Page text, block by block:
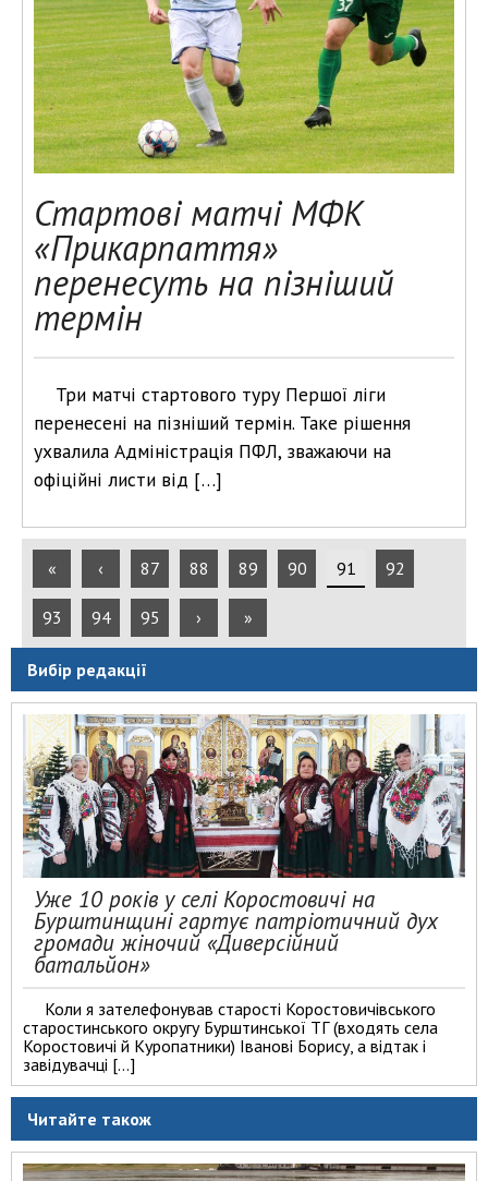
Стартові матчі МФК
«Прикарпаття»
перенесуть на пізніший
термін
Три матчі стартового туру Першої ліги
перенесені на пізніший термін. Таке рішення
ухвалила Адміністрація ПФЛ, зважаючи на
офіційні листи від […]
« ‹ 87 88 89 90 91 92
93 94 95 › »
Вибір редакції
Уже 10 років у селі Коростовичі на
Бурштинщині гартує патріотичний дух
громади жіночий «Диверсійний
батальйон»
Коли я зателефонував старості Коростовичівського
старостинського округу Бурштинської ТГ (входять села
Коростовичі й Куропатники) Іванові Борису, а відтак і
завідувачці […]
Читайте також